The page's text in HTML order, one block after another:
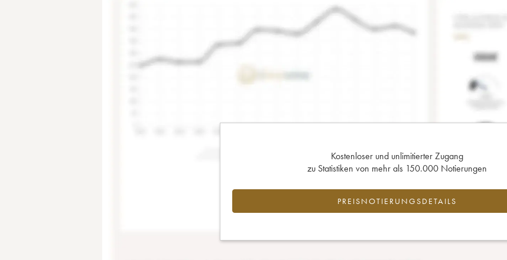
Kostenloser und unlimitierter Zugang
zu Statistiken von mehr als 150.000 Notierungen
PREISNOTIERUNGSDETAILS